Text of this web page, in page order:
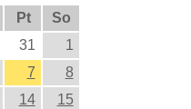
Pt
So
31
1
7
8
14
15